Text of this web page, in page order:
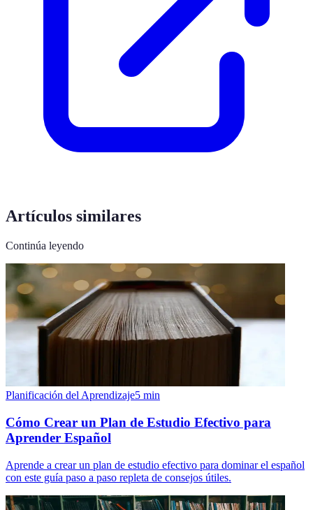
Artículos similares
Continúa leyendo
Planificación del Aprendizaje5 min
Cómo Crear un Plan de Estudio Efectivo para
Aprender Español
Aprende a crear un plan de estudio efectivo para dominar el español
con este guía paso a paso repleta de consejos útiles.